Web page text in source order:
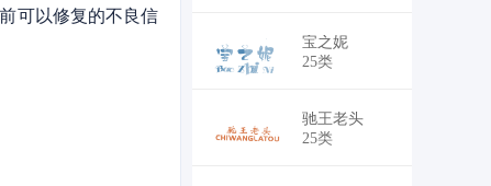
可以修复的不良信
宝之妮
25类
驰王老头
25类